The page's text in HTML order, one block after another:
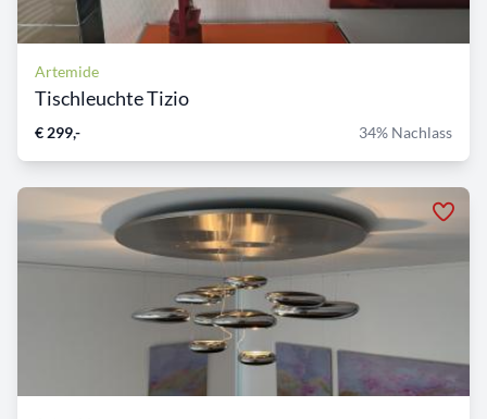
Artemide
Tischleuchte Tizio
€ 299,- 34% Nachlass